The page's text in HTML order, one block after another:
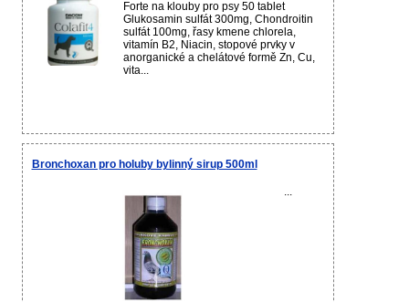
Forte na klouby pro psy 50 tablet
Glukosamin sulfát 300mg, Chondroitin
sulfát 100mg, řasy kmene chlorela,
vitamín B2, Niacin, stopové prvky v
anorganické a chelátové formě Zn, Cu,
vita...
Bronchoxan pro holuby bylinný sirup 500ml
...